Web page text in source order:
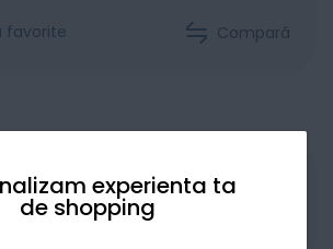
experienta ta
de shopping
favorite Compară
sunt disponibile pe platforma de
publice SEAP/SICAP